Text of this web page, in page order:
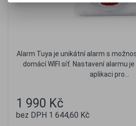
Alarm Tuya je unikátní alarm s
domácí WIFI síť. Nastavení alarmu
aplikaci pro...
1 990 Kč
bez DPH 1 644,60 Kč